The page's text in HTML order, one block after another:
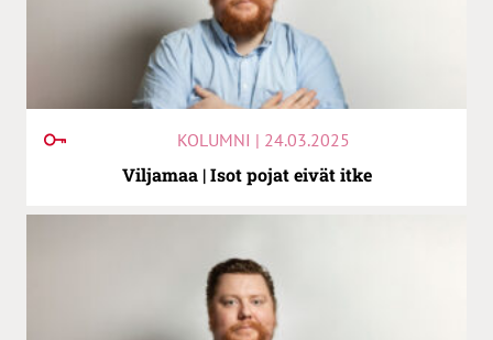
KOLUMNI | 24.03.2025
Viljamaa | Isot pojat eivät itke